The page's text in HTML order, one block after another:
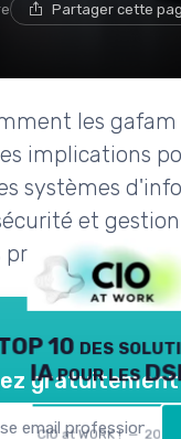
Partager cette
les
implications
systèmes
et
10 des
IA pour les
CIO at WORK ! — 2026